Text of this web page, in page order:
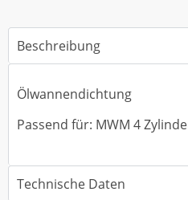
Beschreibung
Ölwannendichtung
Passend für: MWM 4
Technische Daten